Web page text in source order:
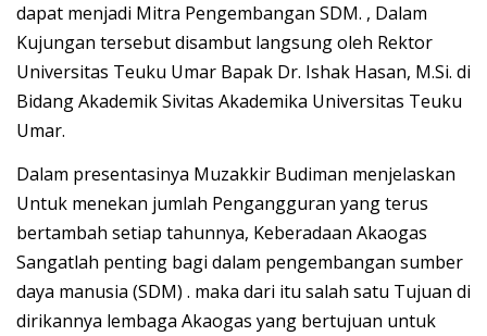
dapat menjadi Mitra Pengembangan SDM. , Dalam
Kujungan tersebut disambut langsung oleh Rektor
Universitas Teuku Umar Bapak Dr. Ishak Hasan, M.Si. di
Bidang Akademik Sivitas Akademika Universitas Teuku
Umar.
Dalam presentasinya Muzakkir Budiman menjelaskan
Untuk menekan jumlah Pengangguran yang terus
bertambah setiap tahunnya, Keberadaan Akaogas
Sangatlah penting bagi dalam pengembangan sumber
daya manusia (SDM) . maka dari itu salah satu Tujuan di
dirikannya lembaga Akaogas yang bertujuan untuk